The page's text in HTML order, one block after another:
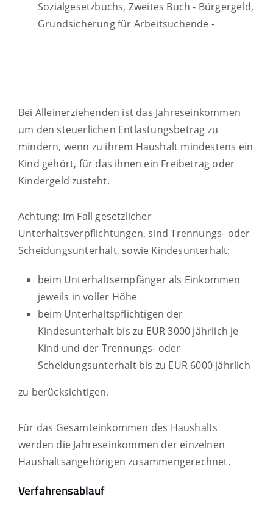
Sozialgesetzbuchs, Zweites Buch - Bürgergeld,
Grundsicherung für Arbeitsuchende -
Bei Alleinerziehenden ist das Jahreseinkommen
um den steuerlichen Entlastungsbetrag zu
mindern, wenn zu ihrem Haushalt mindestens ein
Kind gehört, für das ihnen ein Freibetrag oder
Kindergeld zusteht.
Achtung: Im Fall gesetzlicher
Unterhaltsverpflichtungen, sind Trennungs- oder
Scheidungsunterhalt, sowie Kindesunterhalt:
beim Unterhaltsempfänger als Einkommen
jeweils in voller Höhe
beim Unterhaltspflichtigen der
Kindesunterhalt bis zu EUR 3000 jährlich je
Kind und der Trennungs- oder
Scheidungsunterhalt bis zu EUR 6000 jährlich
zu berücksichtigen.
Für das Gesamteinkommen des Haushalts
werden die Jahreseinkommen der einzelnen
Haushaltsangehörigen zusammengerechnet.
Verfahrensablauf